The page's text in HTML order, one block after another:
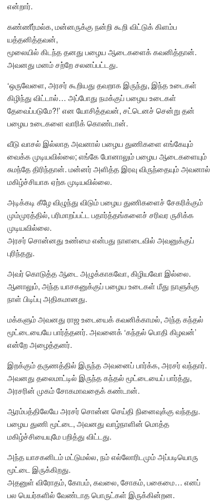
என்றார்.
கண்ணீர்மல்க, மன்னருக்கு நன்றி கூறி விட்டுக் கிளம்ப
யத்தனித்தவன்,
மூலையில் கிடந்த தனது பழைய ஆடைகளைக் கவனித்தான்.
அவனது மனம் சற்றே சலனப்பட்டது.
‘ஒருவேளை, அரசர் கூறியது தவறாக இருந்து, இந்த உடைகள்
கிழிந்து விட்டால்… அப்போது நமக்குப் பழைய உடைகள்
தேவைப்படுமே?!’ என யோசித்தவன், சட்டெனச் சென்று தன்
பழைய உடைகளை வாரிக் கொண்டான்.
வீடு வாசல் இல்லாத அவனால் பழைய துணிகளை எங்கேயும்
வைக்க முடியவில்லை; எங்கே போனாலும் பழைய ஆடைகளையும்
சுமந்தே திரிந்தான். மன்னர் அளித்த இரவு விருந்தையும் அவனால்
மகிழ்ச்சியாக ஏற்க முடியவில்லை.
அடிக்கடி கீழே விழுந்து விடும் பழைய துணிகளைச் சேகரிக்கும்
மும்முரத்தில், பரிமாறப்பட்ட பதார்த்தங்களைச் சரிவர ருசிக்க
முடியவில்லை.
அரசர் சொன்னது உண்மை என்பது நாளடைவில் அவனுக்குப்
புரிந்தது.
அவர் கொடுத்த ஆடை அழுக்காகவோ, கிழியவோ இல்லை.
ஆனாலும், அந்த யாசகனுக்குப் பழைய உடைகள் மீது நாளுக்கு
நாள் பிடிப்பு அதிகமானது.
மக்களும் அவனது ராஜ உடையைக் கவனிக்காமல், அந்த கந்தல்
மூட்டையையே பார்த்தனர். அவனைக் ‘கந்தல் பொதி கிழவன்’
என்றே அழைத்தனர்.
இறக்கும் தருணத்தில் இருந்த அவனைப் பார்க்க, அரசர் வந்தார்.
அவனது தலைமாட்டில் இருந்த கந்தல் மூட்டையைப் பார்த்து,
அரசரின் முகம் சோகமாவதைக் கண்டான்.
ஆரம்பத்திலேயே அரசர் சொன்ன செய்தி நினைவுக்கு வந்தது.
பழைய துணி மூட்டை, அவனது வாழ்நாளின் மொத்த
மகிழ்ச்சியையுமே பறித்து விட்டது.
அந்த யாசகனிடம் மட்டுமல்ல, நம் எல்லோரிடமும் அப்படியொரு
மூட்டை இருக்கிறது.
அதனுள் விரோதம், கோபம், கவலை, சோகம், பகைமை… எனப்
பல பெயர்களில் வேண்டாத பொருட்கள் இருக்கின்றன.